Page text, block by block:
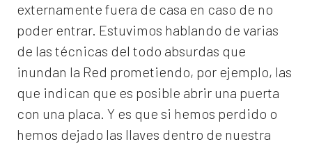
externamente fuera de casa en caso de no
poder entrar. Estuvimos hablando de varias
de las técnicas del todo absurdas que
inundan la Red prometiendo, por ejemplo, las
que indican que es posible abrir una puerta
con una placa. Y es que si hemos perdido o
hemos dejado las llaves dentro de nuestra